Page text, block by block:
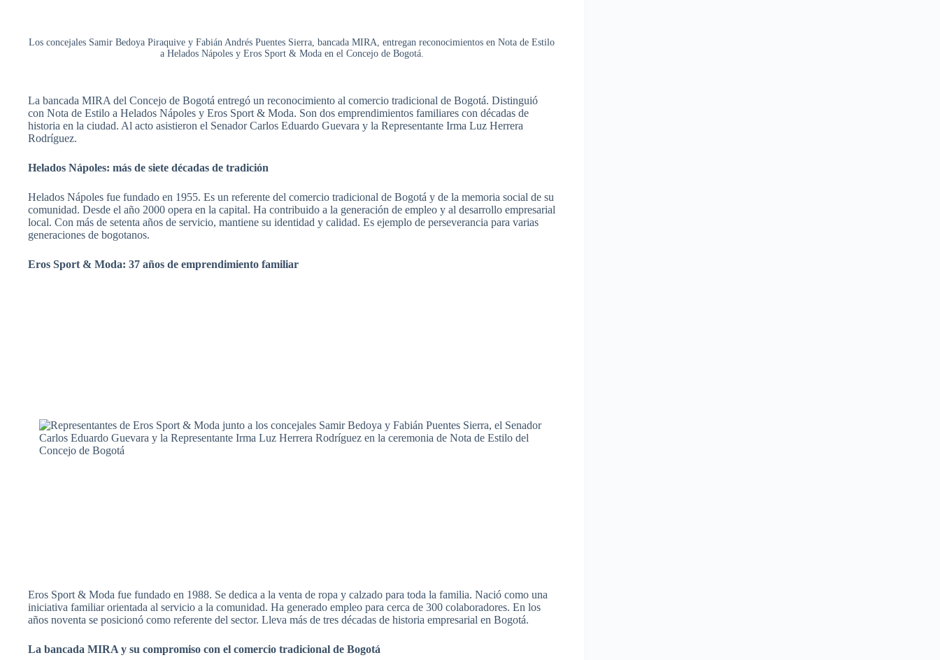
Los concejales Samir Bedoya Piraquive y Fabián Andrés Puentes Sierra, bancada MIRA, entregan reconocimientos en Nota de Estilo
a Helados Nápoles y Eros Sport & Moda en el Concejo de Bogotá.
La bancada MIRA del Concejo de Bogotá entregó un reconocimiento al comercio tradicional de Bogotá. Distinguió
con Nota de Estilo a Helados Nápoles y Eros Sport & Moda. Son dos emprendimientos familiares con décadas de
historia en la ciudad. Al acto asistieron el Senador Carlos Eduardo Guevara y la Representante Irma Luz Herrera
Rodríguez.
Helados Nápoles: más de siete décadas de tradición
Helados Nápoles fue fundado en 1955. Es un referente del comercio tradicional de Bogotá y de la memoria social de su
comunidad. Desde el año 2000 opera en la capital. Ha contribuido a la generación de empleo y al desarrollo empresarial
local. Con más de setenta años de servicio, mantiene su identidad y calidad. Es ejemplo de perseverancia para varias
generaciones de bogotanos.
Eros Sport & Moda: 37 años de emprendimiento familiar
Eros Sport & Moda fue fundado en 1988. Se dedica a la venta de ropa y calzado para toda la familia. Nació como una
iniciativa familiar orientada al servicio a la comunidad. Ha generado empleo para cerca de 300 colaboradores. En los
años noventa se posicionó como referente del sector. Lleva más de tres décadas de historia empresarial en Bogotá.
La bancada MIRA y su compromiso con el comercio tradicional de Bogotá